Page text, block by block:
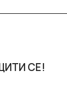
СЕ!